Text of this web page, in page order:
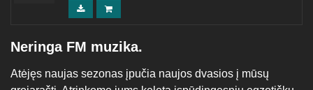
Neringa FM muzika.
Atėjęs naujas sezonas įpučia naujos dvasios į mūsų